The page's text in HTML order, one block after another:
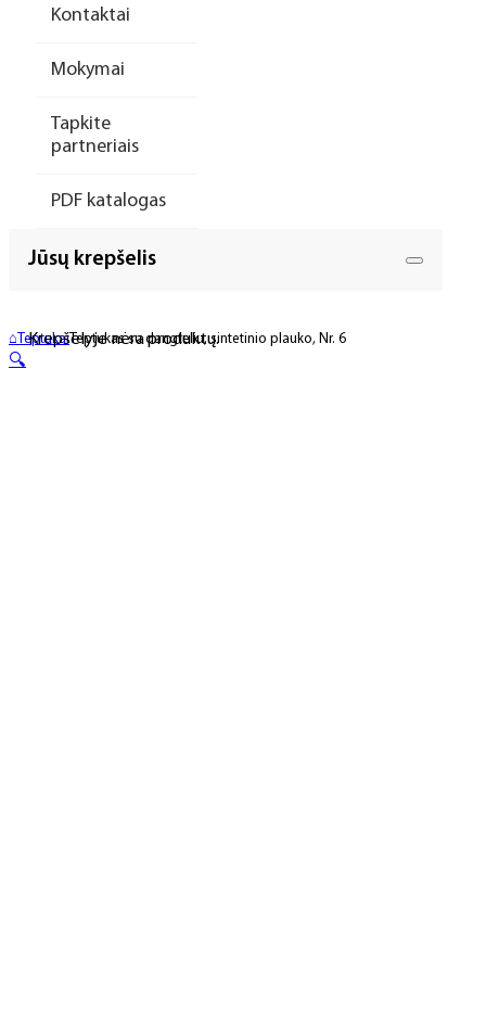
Kontaktai
Mokymai
Tapkite
partneriais
PDF katalogas
Jūsų krepšelis
Krepšelyje nėra produktų.
⌂ TeptukaiTeptukas su dangteliu, sintetinio plauko, Nr. 6
🔍